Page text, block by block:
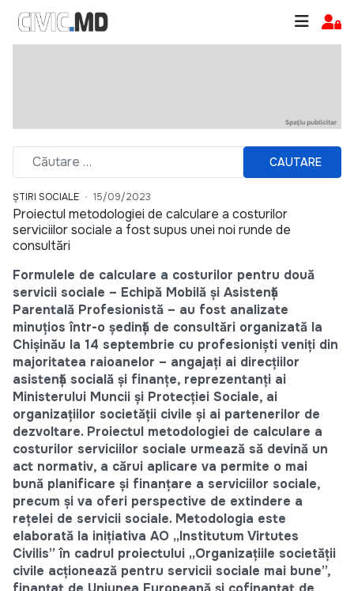
CAUTARE
ȘTIRI SOCIALE 15/09/2023
Proiectul metodologiei de calculare a costurilor
serviciilor sociale a fost supus unei noi runde de
consultări
Formulele de calculare a costurilor pentru două
servicii sociale – Echipă Mobilă și Asistență
Parentală Profesionistă – au fost analizate
minuțios într-o ședință de consultări organizată la
Chișinău la 14 septembrie cu profesioniști veniți din
majoritatea raioanelor – angajați ai direcțiilor
asistență socială și finanțe, reprezentanți ai
Ministerului Muncii și Protecției Sociale, ai
organizațiilor societății civile și ai partenerilor de
dezvoltare. Proiectul metodologiei de calculare a
costurilor serviciilor sociale urmează să devină un
act normativ, a cărui aplicare va permite o mai
bună planificare și finanțare a serviciilor sociale,
precum și va oferi perspective de extindere a
rețelei de servicii sociale. Metodologia este
elaborată la inițiativa AO „Institutum Virtutes
Civilis” în cadrul proiectului „Organizațiile societății
civile acționează pentru servicii sociale mai bune”,